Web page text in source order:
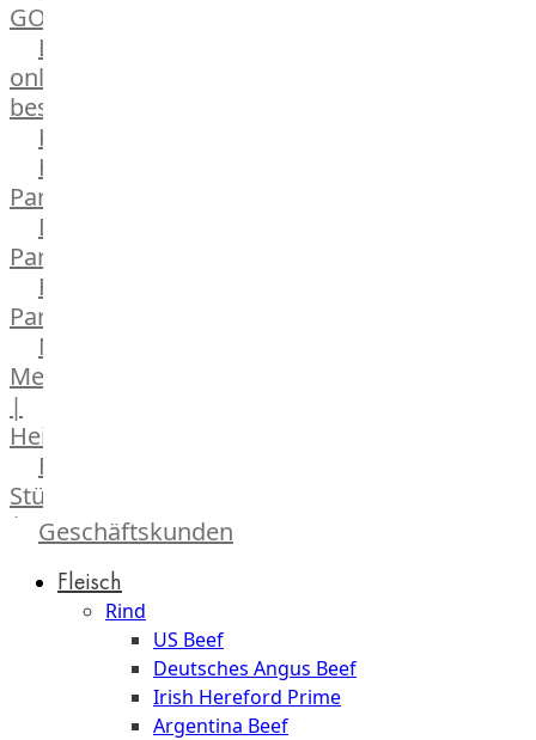
GOURMET
Lebensmittel
online
bestellen
Karriere
Kochschul-
Partner
Depot-
Partner
Frischetheken-
Partner
Männer
Metzger
|
Heinsberg
Feinkost
Stüttgen
|
The
Geschäftskunden
Fleisch
Rind
US Beef
Deutsches Angus Beef
Irish Hereford Prime
Argentina Beef